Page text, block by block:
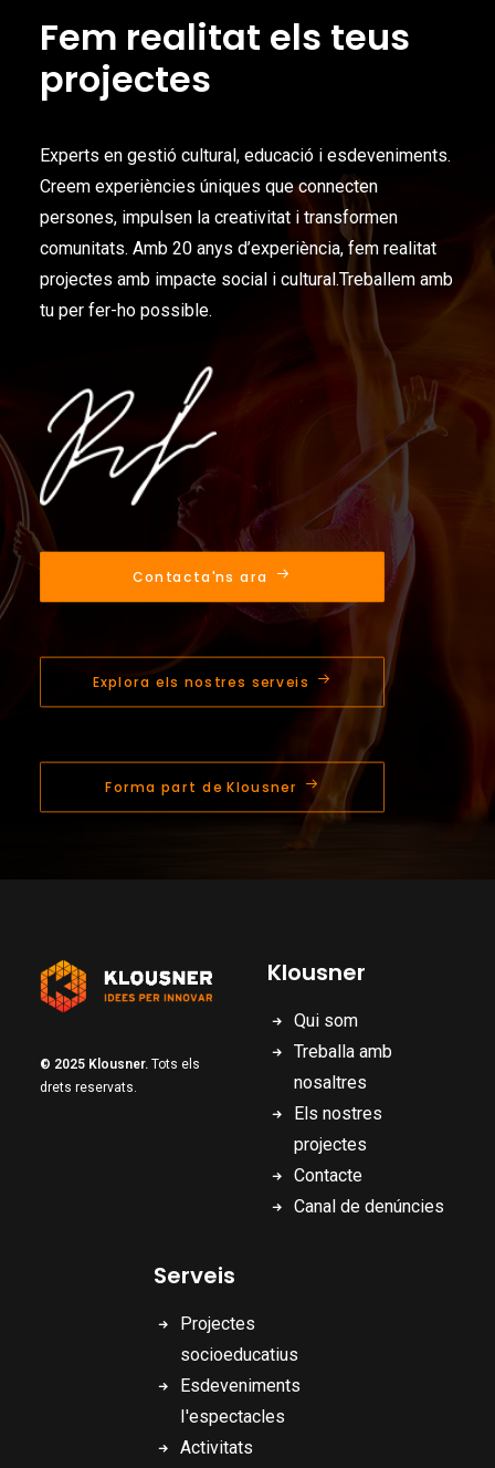
Fem realitat els teus
projectes
Experts en gestió cultural, educació i esdeveniments.
Creem experiències úniques que connecten
persones, impulsen la creativitat i transformen
comunitats. Amb 20 anys d’experiència, fem realitat
projectes amb impacte social i cultural.Treballem amb
tu per fer-ho possible.
Contacta'ns ara
Explora els nostres serveis
Forma part de Klousner
© 2025 Klousner. Tots els
drets reservats.
Klousner
Qui som
Treballa amb
nosaltres
Els nostres
projectes
Contacte
Canal de denúncies
Serveis
Projectes
socioeducatius
Esdeveniments
I'espectacles
Activitats